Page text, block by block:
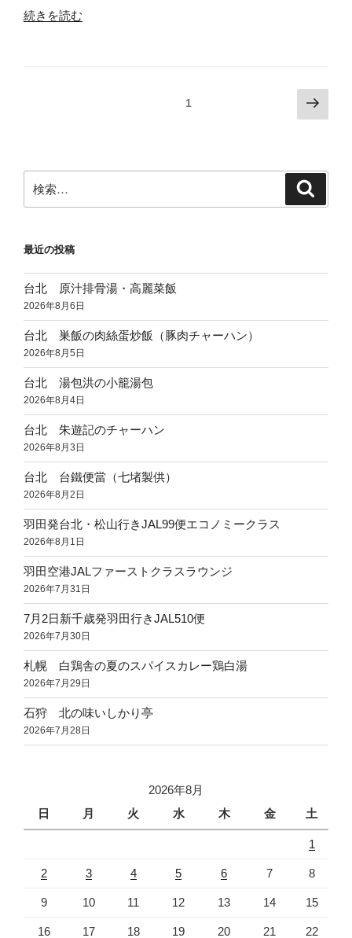
“札
へ”
の
続きを読む
ー
ジ
り
1
次
の
ジ
索:
最近の投稿
台北 原汁排骨湯・高麗菜飯
2026年8月6日
台北 巣飯の肉絲蛋炒飯（豚肉チャーハン）
2026年8月5日
台北 湯包洪の小籠湯包
2026年8月4日
台北 朱遊記のチャーハン
2026年8月3日
台北 台鐵便當（七堵製供）
2026年8月2日
羽田発台北・松山行きJAL99便エコノミークラス
2026年8月1日
羽田空港JALファーストクラスラウンジ
2026年7月31日
7月2日新千歳発羽田行きJAL510便
2026年7月30日
札幌 白鶏舎の夏のスパイスカレー鶏白湯
2026年7月29日
石狩 北の味いしかり亭
2026年7月28日
2026年8月
日
月 火 水 木 金 土
1
2 3 4 5 6 7 8
9 10 11 12 13 14 15
16 17 18 19 20 21 22